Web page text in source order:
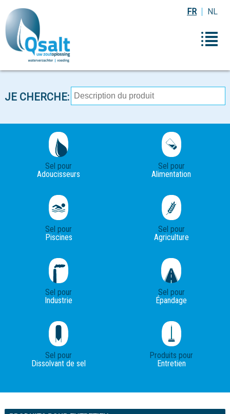
NL
FR
JE CHERCHE:
Sel pour
Adoucisseurs
Sel pour
Alimentation
Sel pour
Piscines
Sel pour
Agriculture
Sel pour
Industrie
Sel pour
Épandage
Sel pour
Dissolvant de sel
Produits pour
Entretien